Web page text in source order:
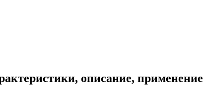
описание, применение